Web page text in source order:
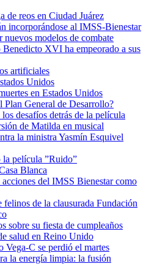
de reos en Ciudad Juárez
incorporándose al IMSS-Bienestar
nuevos modelos de combate
XVI ha empeorado a sus
artificiales
Unidos
en Estados Unidos
Plan General de Desarrollo?
desafíos detrás de la película
de Matilda en musical
la ministra Yasmín Esquivel
la película ”Ruido”
Blanca
del IMSS Bienestar como
felinos de la clausurada Fundación
sobre su fiesta de cumpleaños
salud en Reino Unido
Vega-C se perdió el martes
la energía limpia: la fusión